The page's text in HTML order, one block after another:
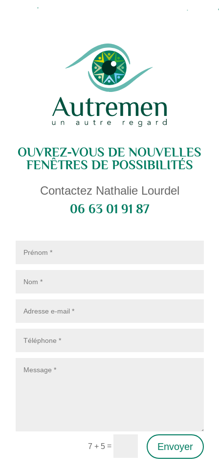
Alternative:
OUVREZ-VOUS DE NOUVELLES
FENÊTRES DE POSSIBILITÉS
Contactez Nathalie Lourdel
06 63 01 91 87
7 + 5= Envoyer